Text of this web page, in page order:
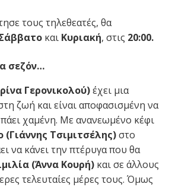
τους τηλεθεατές, θα
και Κυριακή, στις 20:00.
σεζόν…
Γερονικολού)έχει μια
ζωή και είναι αποφασισμένη να
χαμένη. Με ανανεωμένο κέφι
(Γιάννης Τσιμιτσέλης)στο
να κάνει την πτέρυγα που θα
(Άννα Κουρή) και σε άλλους
τελευταίες μέρες τους. Όμως